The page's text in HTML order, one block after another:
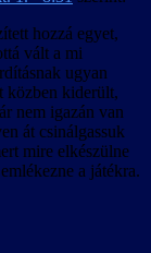
hozzá egyet,
vált a mi
ugyan
közben kiderült,
nem igazán van
át csinálgassuk
mire elkészülne
a játékra.